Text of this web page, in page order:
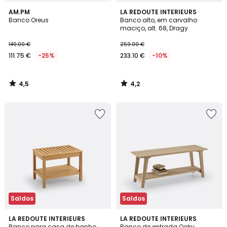
AM.PM
Banco Oreus
149.00 €
111.75 € -25%
4,5
/ 5
4,5
/
LA REDOUTE INTERIEURS
Banco alto, em carvalho
maciço, alt. 68, Dragy
259.00 €
233.10 € -10%
4,2
/ 5
4,2
/
Saldos
LA REDOUTE INTERIEURS
4,1
Saldos
LA REDOUTE INTERIEURS
4,3